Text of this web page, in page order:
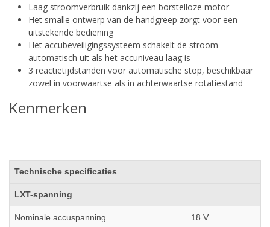
Laag stroomverbruik dankzij een borstelloze motor
Het smalle ontwerp van de handgreep zorgt voor een
uitstekende bediening
Het accubeveiligingssysteem schakelt de stroom
automatisch uit als het accuniveau laag is
3 reactietijdstanden voor automatische stop, beschikbaar
zowel in voorwaartse als in achterwaartse rotatiestand
Kenmerken
Technische specificaties
LXT-spanning
Nominale accuspanning 18 V